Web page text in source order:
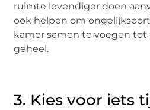
ruimte levendiger doen
ook helpen om
kamer samen te voegen
geheel.
3. Kies voor iets